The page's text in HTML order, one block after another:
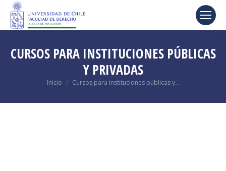
CURSOS PARA INSTITUCIONES PÚBLICAS
Y PRIVADAS
Estás aquí:
Inicio Cursos para instituciones públicas y…